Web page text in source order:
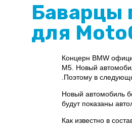
Баварцы
для
Концерн BMW
M5. Новый
.Поэтому в
Новый автомобиль
будут показаны
Как известно в